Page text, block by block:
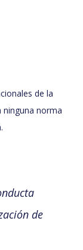
de la
ninguna norma
de